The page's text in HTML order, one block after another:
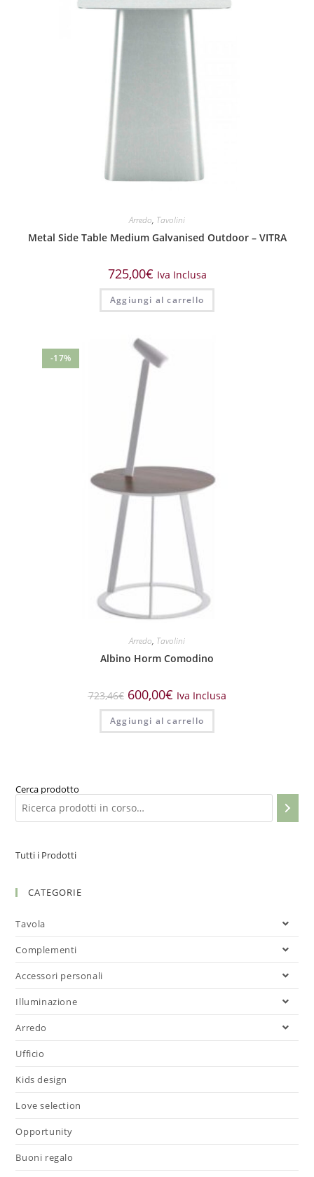
Arredo, Tavolini
Metal Side Table Medium Galvanised Outdoor – VITRA
725,00€ Iva Inclusa
Aggiungi al carrello
-17%
Arredo, Tavolini
Albino Horm Comodino
723,46€ 600,00€ Iva Inclusa
Aggiungi al carrello
Cerca prodotto
Tutti i Prodotti
CATEGORIE
Tavola
Complementi
Accessori personali
Illuminazione
Arredo
Ufficio
Kids design
Love selection
Opportunity
Buoni regalo